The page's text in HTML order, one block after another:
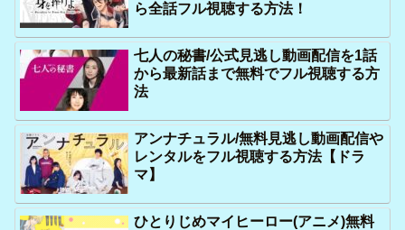
ら全話フル視聴する方法！
七人の秘書/公式見逃し動画配信を1話
から最新話まで無料でフル視聴する方
法
アンナチュラル/無料見逃し動画配信や
レンタルをフル視聴する方法【ドラ
マ】
ひとりじめマイヒーロー(アニメ)無料